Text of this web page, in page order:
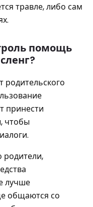
травле, либо сам
помощь
родительского
принести
чтобы
родители,
лучше
общаются со